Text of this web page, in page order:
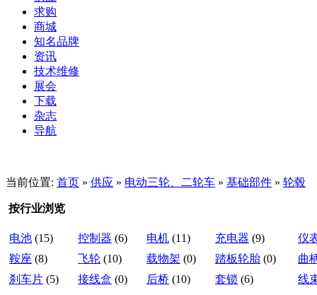
求购
商城
知名品牌
资讯
技术维修
展会
下载
杂志
导航
当前位置: 首页 » 供应 » 电动三轮、二轮车 » 基础部件 » 轮毂
按行业浏览
电池 (15) 控制器 (6) 电机 (11) 充电器 (9)
仪
鞍座 (8) 飞轮 (10) 载物架 (0) 踏板轮胎 (0)
曲
刹车片 (5) 接线盒 (0) 后桥 (10) 套锁 (6) 线